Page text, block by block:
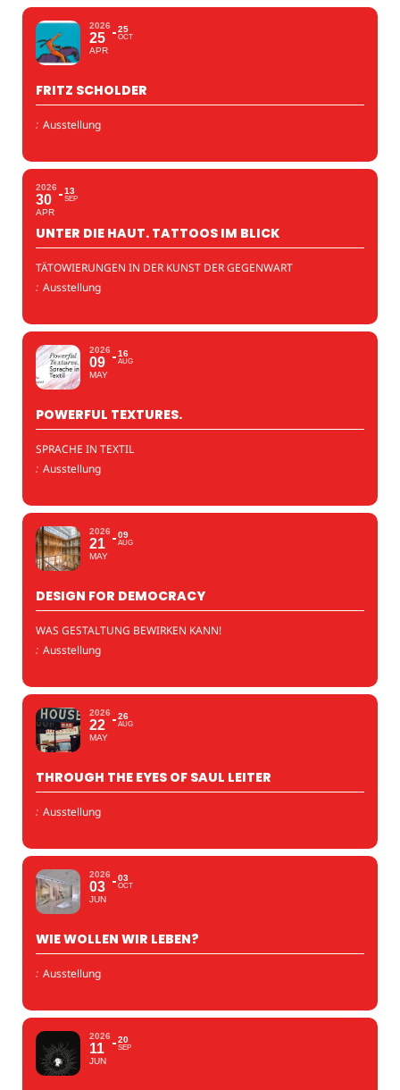
2026
25
APR
25
OCT
FRITZ SCHOLDER
: Ausstellung
2026
30
APR
13
SEP
UNTER DIE HAUT. TATTOOS IM BLICK
TÄTOWIERUNGEN IN DER KUNST DER GEGENWART
: Ausstellung
2026
09
MAY
16
AUG
POWERFUL TEXTURES.
SPRACHE IN TEXTIL
: Ausstellung
2026
21
MAY
09
AUG
DESIGN FOR DEMOCRACY
WAS GESTALTUNG BEWIRKEN KANN!
: Ausstellung
2026
22
MAY
26
AUG
THROUGH THE EYES OF SAUL LEITER
: Ausstellung
2026
03
JUN
03
OCT
WIE WOLLEN WIR LEBEN?
: Ausstellung
2026
11
JUN
20
SEP